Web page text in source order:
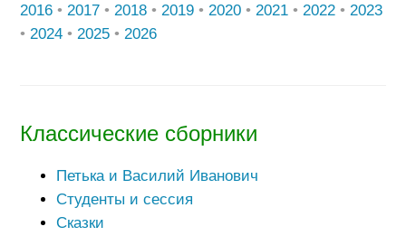
2016 • 2017 • 2018 • 2019 • 2020 • 2021 • 2022 • 2023
• 2024 • 2025 • 2026
Классические сборники
Петька и Василий Иванович
Студенты и сессия
Сказки